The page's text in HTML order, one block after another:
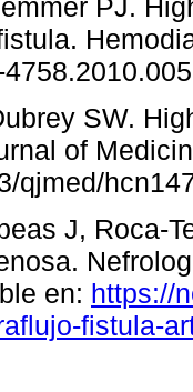
PJ.
SW.
of
qjmed/
J, Roca-
en: https://
fistula-